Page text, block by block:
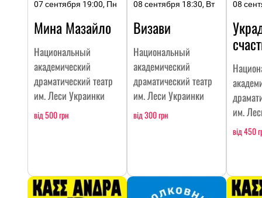
07 сентября 19:00, Пн
Мина Мазайло
Национальный
академический
драматический театр
им. Леси Украинки
від 500 грн
08 сентября 18:30, Вт
Визави
Национальный
академический
драматический театр
им. Леси Украинки
від 300 грн
08
им.
від 450